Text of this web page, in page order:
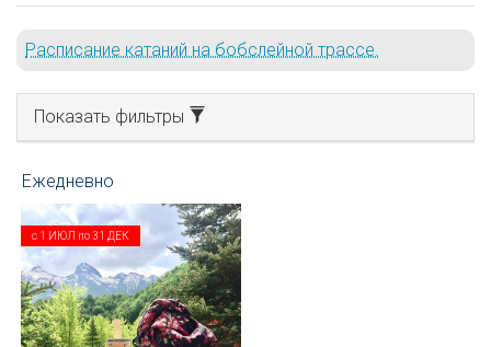
Расписание катаний на бобслейной трассе.
Показать фильтры
с 1 ИЮЛ по31 ДЕК